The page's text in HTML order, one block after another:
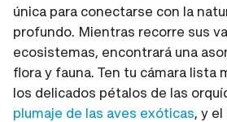
única para conectarse con la
profundo. Mientras recorre sus
ecosistemas, encontrará una
flora y fauna. Ten tu cámara lista
los delicados pétalos de las
plumaje de las aves exóticas, y